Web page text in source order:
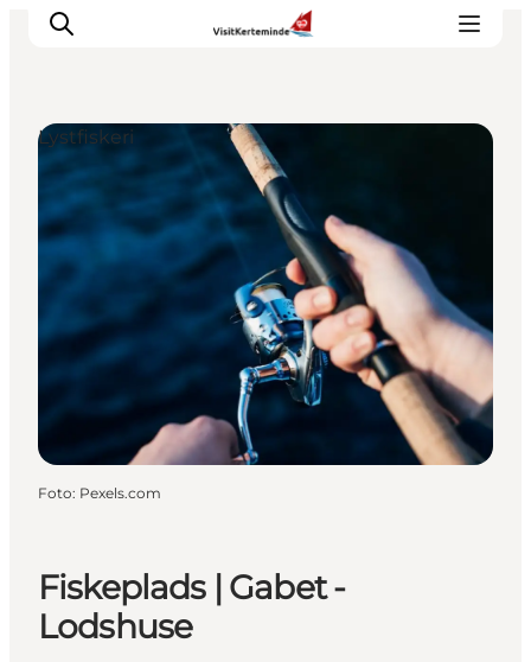
Oplevelser
Aktiviteter
Spis godt
Sov godt
Planlæg din ferie
Det sker
Sommerbus
Fiskeplads | Gabet -
Lodshuse
Lystfiskeri
Foto: Pexels.com